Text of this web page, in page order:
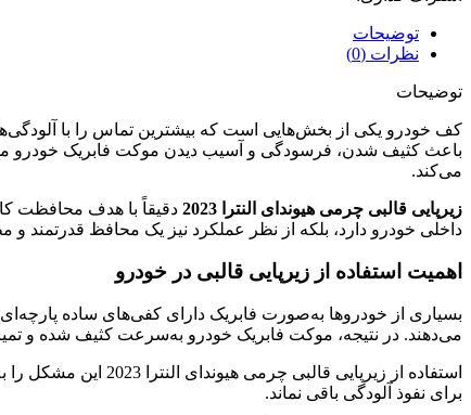
توضیحات
نظرات (0)
توضیحات
کف خودرو یکی از بخش‌هایی است که بیشترین تماس را با
می‌کند.
زیرپایی قالبی چرمی هیوندای النترا 2023
دقیقاً با هدف محافظت
داخلی خودرو دارد، بلکه از نظر عملکرد نیز یک محافظ قدرتمند
اهمیت استفاده از زیرپایی قالبی در خودرو
بسیاری از خودروها به‌صورت فابریک دارای کفی‌های ساده پارچه‌ای
می‌دهند. در نتیجه، موکت فابریک خودرو به‌سرعت کثیف شده و
استفاده از
برای نفوذ آلودگی باقی نماند.